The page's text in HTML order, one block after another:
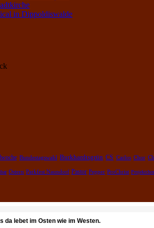
in Dippoldiswalde
Bundestagswahl Burkhardtsgrün CS Carlos Chor
Ostern Parkfest Naundorf Pastor Pepper ProChrist Projektchor